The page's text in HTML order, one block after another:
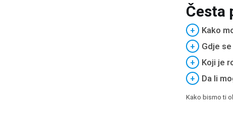
Česta
+
Kako
+
Gdje
+
Koji je
+
Da li
Kako bismo ti